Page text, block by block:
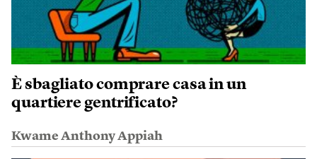
È sbagliato comprare casa in un
quartiere gentrificato?
Kwame Anthony Appiah